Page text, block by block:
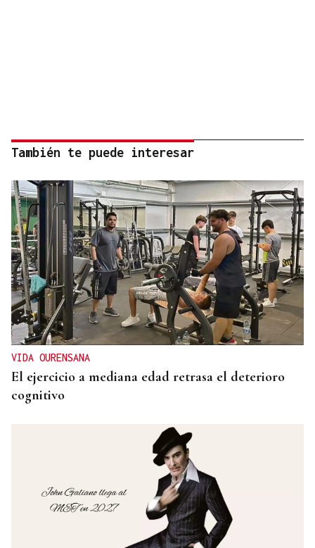
También te puede interesar
VIDA OURENSANA
El ejercicio a mediana edad retrasa el deterioro
cognitivo